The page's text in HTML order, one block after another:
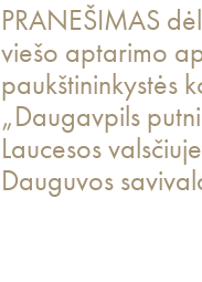
PRANEŠIMAS
viešo aptarimo
paukštininkystės
„Daugavpils
Laucesos
Dauguvos